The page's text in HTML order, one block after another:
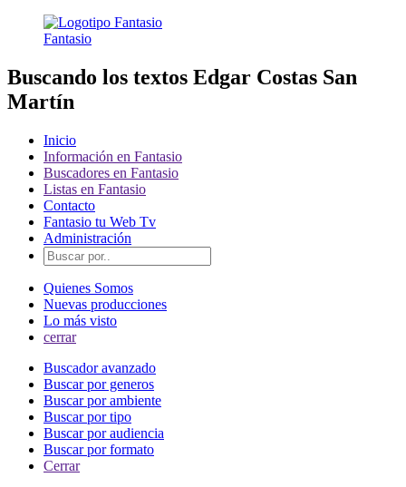
Fantasio
Buscando los textos Edgar Costas San
Martín
Inicio
Información en Fantasio
Buscadores en Fantasio
Listas en Fantasio
Contacto
Fantasio tu Web Tv
Administración
Quienes Somos
Nuevas producciones
Lo más visto
cerrar
Buscador avanzado
Buscar por generos
Buscar por ambiente
Buscar por tipo
Buscar por audiencia
Buscar por formato
Cerrar